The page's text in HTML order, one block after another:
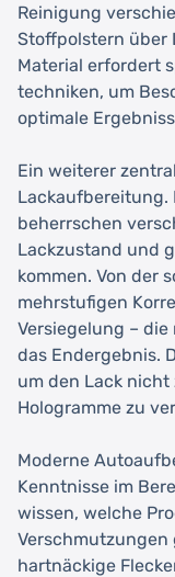
Reinigung
Stoffpolstern über
Material erfordert
techniken, um
optimale
Ein weiterer
Lackaufbereitung.
beherrschen
Lackzustand und
kommen. Von der
mehrstufigen
Versiegelung –
das Endergebnis.
um den Lack
Hologramme zu
Moderne
Kenntnisse im
wissen, welche
Verschmutzungen
hartnäckige